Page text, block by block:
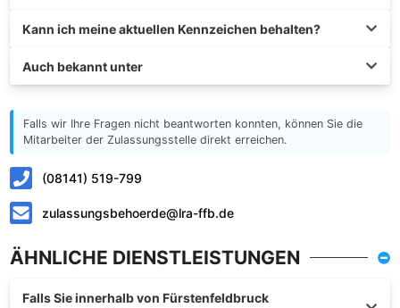
Kann ich meine aktuellen Kennzeichen behalten?
Auch bekannt unter
Falls wir Ihre Fragen nicht beantworten konnten, können Sie die
Mitarbeiter der Zulassungsstelle direkt erreichen.
(08141) 519-799
zulassungsbehoerde@lra-ffb.de
ÄHNLICHE DIENSTLEISTUNGEN
Falls Sie innerhalb von Fürstenfeldbruck